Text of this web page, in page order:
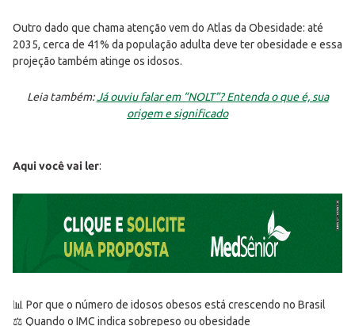
Outro dado que chama atenção vem do Atlas da Obesidade: até
2035, cerca de 41% da população adulta deve ter obesidade e essa
projeção também atinge os idosos.
Leia também:Já ouviu falar em “NOLT”? Entenda o que é, sua
origem e significado
Aqui você vai ler:
📊 Por que o número de idosos obesos está crescendo no Brasil
⚖️ Quando o IMC indica sobrepeso ou obesidade